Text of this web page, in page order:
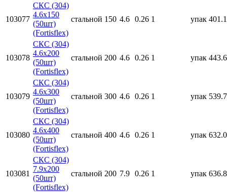
103077
СКС (304)
4.6x150
(50шт)
(Fortisflex)
стальной 150 4.6 0.26 1 упак
103078
СКС (304)
4.6x200
(50шт)
(Fortisflex)
стальной 200 4.6 0.26 1 упак
103079
СКС (304)
4.6x300
(50шт)
(Fortisflex)
стальной 300 4.6 0.26 1 упак
103080
СКС (304)
4.6x400
(50шт)
(Fortisflex)
стальной 400 4.6 0.26 1 упак
103081
СКС (304)
7.9x200
(50шт)
(Fortisflex)
стальной 200 7.9 0.26 1 упак